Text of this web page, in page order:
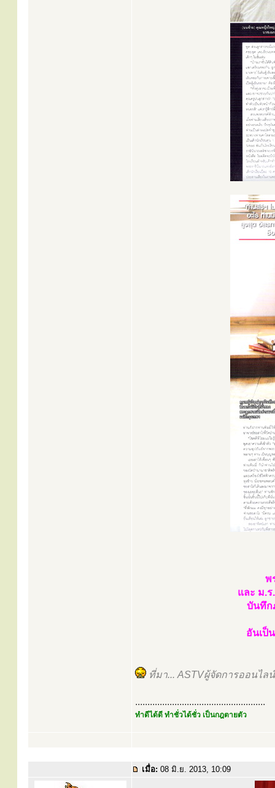
พ
และ ม.
บันทึก
อันเป็
ที่มา... ASTVผู้จัดการออนไล
.....................................................
ทำดีได้ดี ทำชั่วได้ชั่ว เป็นกฎตายตัว
เมื่อ: 08 มิ.ย. 2013, 10:09